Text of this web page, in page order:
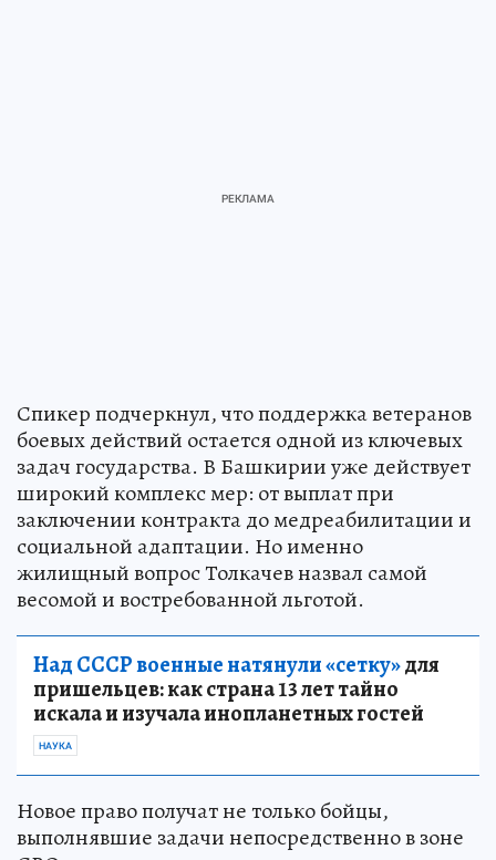
Спикер подчеркнул, что поддержка ветеранов
боевых действий остается одной из ключевых
задач государства. В Башкирии уже действует
широкий комплекс мер: от выплат при
заключении контракта до медреабилитации и
социальной адаптации. Но именно
жилищный вопрос Толкачев назвал самой
весомой и востребованной льготой.
Над СССР военные натянули «сетку»для
пришельцев: как страна 13 лет тайно
искала и изучала инопланетных гостей
НАУКА
Новое право получат не только бойцы,
выполнявшие задачи непосредственно в зоне